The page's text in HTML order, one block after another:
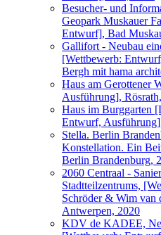
Besucher- und
Geopark Muskauer
Entwurf], Bad
Gallifort - Neubau
[Wettbewerb:
Bergh mit hama
Haus am Gerottener
Ausführung],
Haus im Burggarten
Entwurf,
Stella. Berlin
Konstellation. Ein
Berlin Brandenburg,
2060 Centraal -
Stadtteilzentrums,
Schröder & Wim van
Antwerpen, 2020
KDV de KADEE,